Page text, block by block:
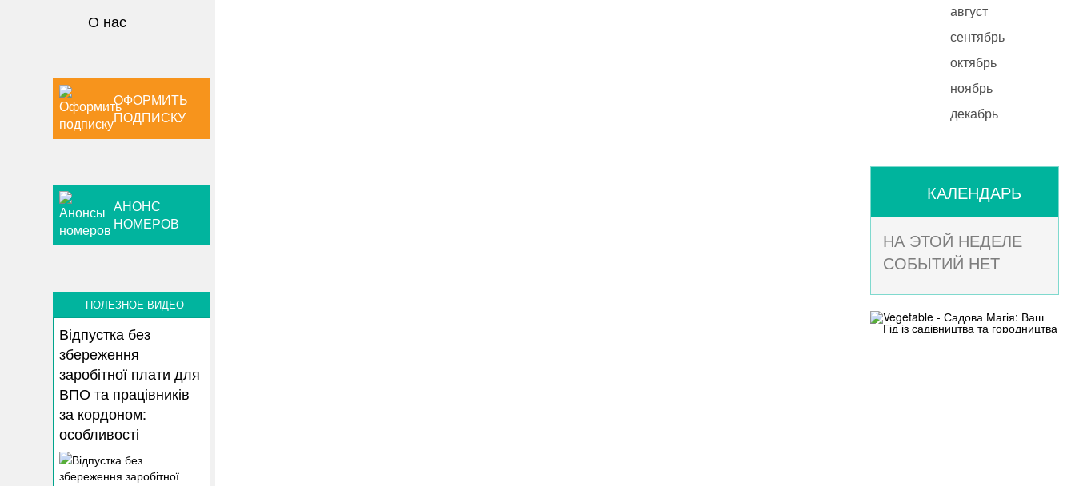
О нас
ОФОРМИТЬ
ПОДПИСКУ
АНОНС
НОМЕРОВ
ПОЛЕЗНОЕ ВИДЕО
Відпустка без
збереження
заробітної плати для
ВПО та працівників
за кордоном:
особливості
август
сентябрь
октябрь
ноябрь
декабрь
КАЛЕНДАРЬ
НА ЭТОЙ НЕДЕЛЕ
СОБЫТИЙ НЕТ